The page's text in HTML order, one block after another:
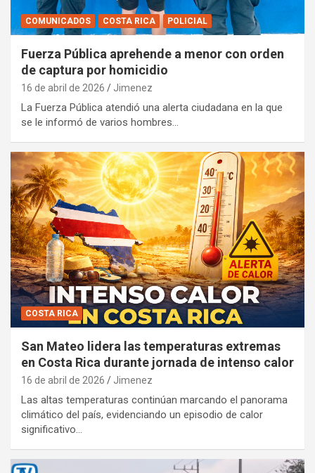
COMUNICADOS COSTA RICA POLICIAL
Fuerza Pública aprehende a menor con orden
de captura por homicidio
16 de abril de 2026 Jimenez
La Fuerza Pública atendió una alerta ciudadana en la que
se le informó de varios hombres…
COSTA RICA
San Mateo lidera las temperaturas extremas
en Costa Rica durante jornada de intenso calor
16 de abril de 2026 Jimenez
Las altas temperaturas continúan marcando el panorama
climático del país, evidenciando un episodio de calor
significativo…